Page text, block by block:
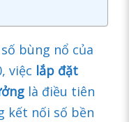
bùng nổ của
việc lắp đặt
là điều tiên
kết nối số bền